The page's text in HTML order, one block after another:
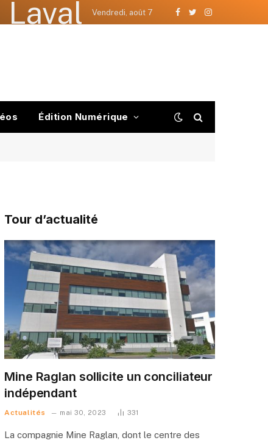
Laval Vendredi, août 7
Facebook
TwitterInstagram
Édition Numérique
Tour d’actualité
Mine Raglan sollicite un conciliateur
indépendant
Actualités mai 30, 2023 331
La compagnie Mine Raglan, dont le centre des